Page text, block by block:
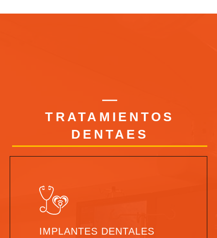
TRATAMIENTOS
DENTAES
IMPLANTES DENTALES